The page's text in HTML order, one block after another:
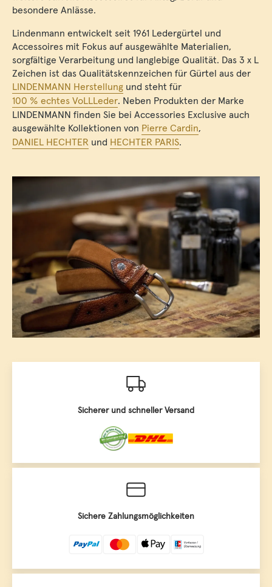
besondere Anlässe.
Lindenmann entwickelt seit 1961 Ledergürtel und
Accessoires mit Fokus auf ausgewählte Materialien,
sorgfältige Verarbeitung und langlebige Qualität. Das 3 x L
Zeichen ist das Qualitätskennzeichen für Gürtel aus der
LINDENMANN Herstellung und steht für
100 % echtes VoLLLeder. Neben Produkten der Marke
LINDENMANN finden Sie bei Accessories Exclusive auch
ausgewählte Kollektionen von Pierre Cardin,
DANIEL HECHTER und HECHTER PARIS.
Sicherer und schneller Versand
Sichere Zahlungsmöglichkeiten